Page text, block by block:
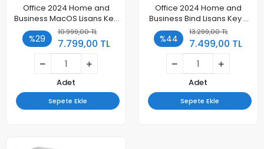
Office 2024 Home and
Business MacOS Lisans Key
- Maile Kayıt
%29
10.999,00 TL
7.799,00 TL
Adet
Sepete Ekle
Office 2024 Home and
Business Bind Lisans Key -
Maile Kayıt
%44
13.299,00 TL
7.499,00 TL
Adet
Sepete Ekle